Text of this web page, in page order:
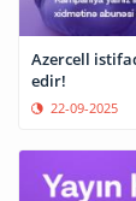
Azercell
edir!
22-09-2025